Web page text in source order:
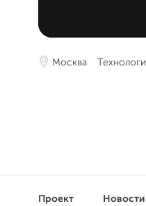
Москва
Проект Новости